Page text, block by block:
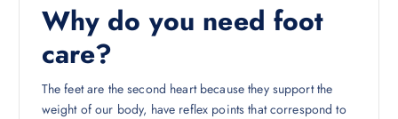
Why do you need foot
care?
The feet are the second heart because they support the
weight of our body, have reflex points that correspond to